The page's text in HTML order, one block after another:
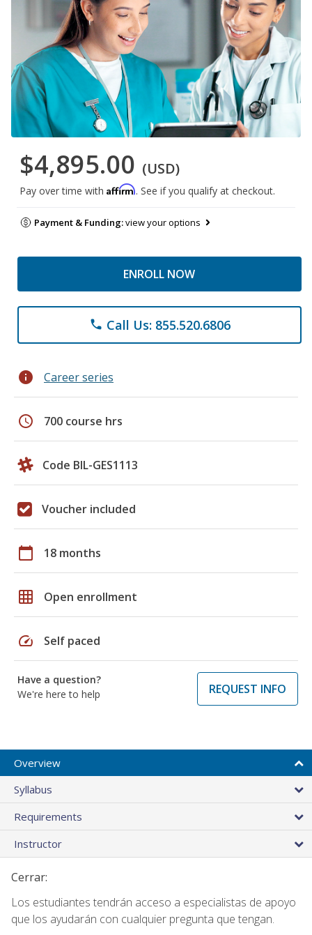
$4,895.00 (USD)
Pay over time with Affirm. See if you qualify at checkout.
Payment & Funding:view your options
ENROLL NOW
phone Call Us: 855.520.6806
info Career series
schedule 700 course hrs
Code BIL-GES1113
Voucher included
calendar_today 18 months
grid_on Open enrollment
speed Self paced
Have a question?
We're here to help
REQUEST INFO
Overview
Syllabus
Requirements
Instructor
Cerrar:
Los estudiantes tendrán acceso a especialistas de apoyo
que los ayudarán con cualquier pregunta que tengan.